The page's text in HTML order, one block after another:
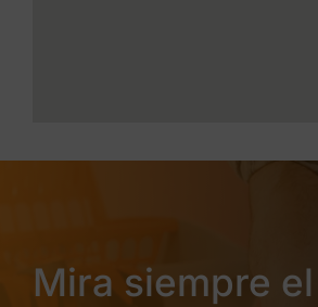
Mira siempre